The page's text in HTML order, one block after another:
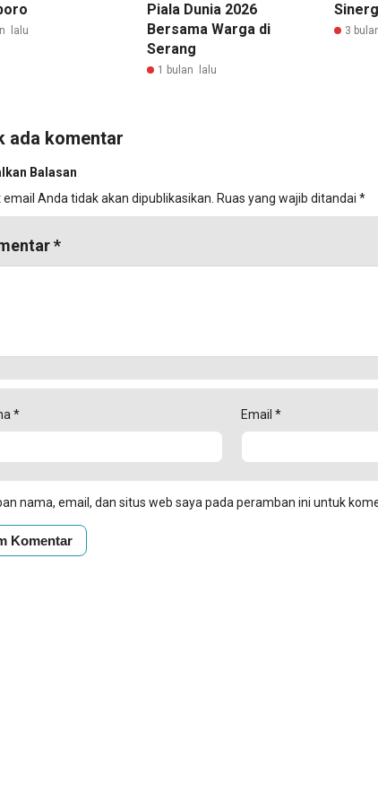
lalu
Piala Dunia 2026
Bersama Warga di
Serang
1 bulan lalu
3
ada komentar
Balasan
Anda tidak akan dipublikasikan. Ruas yang wajib ditandai *
*
* Email *
nama, email, dan situs web saya pada peramban ini untuk